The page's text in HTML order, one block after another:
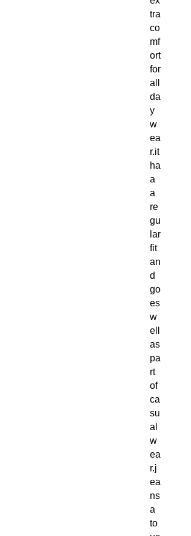
tra
co
mf
ort
for
all
da
y
w
ea
r.it
ha
a
a
re
gu
lar
fit
an
d
go
es
w
ell
as
pa
rt
of
ca
su
al
w
ea
r.j
ea
ns
a
to